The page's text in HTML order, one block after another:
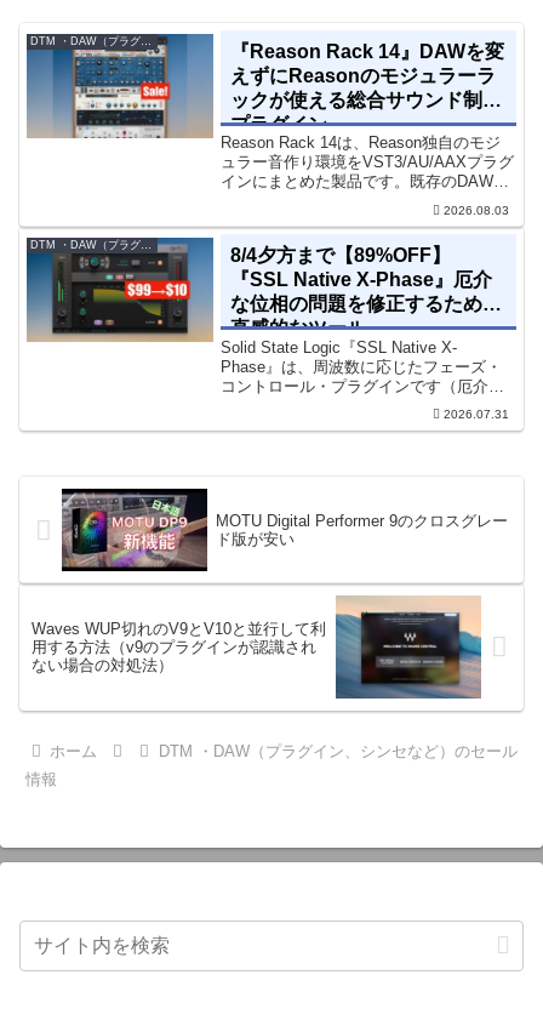
『Reason Rack 14』DAWを変
えずにReasonのモジュラーラ
ックが使える総合サウンド制作
プラグイン
Reason Rack 14は、Reason独自のモジ
ュラー音作り環境をVST3/AU/AAXプラグ
インにまとめた製品です。既存のDAWを
乗り換えることなく、68種類のシンセや
エフェクト、CV配線をそのままトラック
に追加できます。通常199...
2026.08.03
DTM ・DAW（プラグイン、シンセなど）のセール情報
8/4夕方まで【89%OFF】
『SSL Native X-Phase』厄介
な位相の問題を修正するための
直感的なツール
Solid State Logic『SSL Native X-
Phase』は、周波数に応じたフェーズ・
コントロール・プラグインです（厄介な
位相の問題を修正するための直感的なツ
ールです）。特定の周波数で位相をシフ
2026.07.31
MOTU Digital Performer 9のクロスグレー
ド版が安い
Waves WUP切れのV9とV10と並行して利
用する方法（v9のプラグインが認識され
ない場合の対処法）
ホーム
DTM ・DAW（プラグイン、シンセなど）のセール
情報